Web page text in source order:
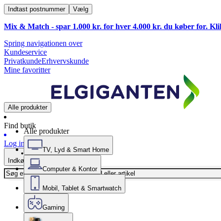
Indtast postnummer Vælg
Mix & Match - spar 1.000 kr. for hver 4.000 kr. du køber for.
Spring navigationen over
Kundeservice
PrivatkundeErhvervskunde
Mine favoritter
Alle produkter
Find butik
Log ind
Indkøbskurv
Alle produkter
TV, Lyd & Smart Home
Computer & Kontor
Mobil, Tablet & Smartwatch
Gaming